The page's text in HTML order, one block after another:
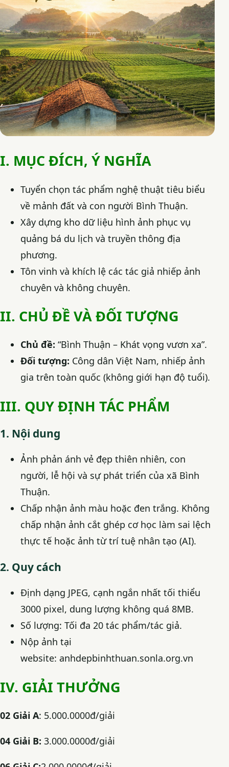
I. MỤC ĐÍCH, Ý NGHĨA
Tuyển chọn tác phẩm nghệ thuật tiêu biểu
về mảnh đất và con người Bình Thuận.
Xây dựng kho dữ liệu hình ảnh phục vụ
quảng bá du lịch và truyền thông địa
phương.
Tôn vinh và khích lệ các tác giả nhiếp ảnh
chuyên và không chuyên.
II. CHỦ ĐỀ VÀ ĐỐI TƯỢNG
Chủ đề: “Bình Thuận – Khát vọng vươn xa”.
Đối tượng: Công dân Việt Nam, nhiếp ảnh
gia trên toàn quốc (không giới hạn độ tuổi).
III. QUY ĐỊNH TÁC PHẨM
1. Nội dung
Ảnh phản ánh vẻ đẹp thiên nhiên, con
người, lễ hội và sự phát triển của xã Bình
Thuận.
Chấp nhận ảnh màu hoặc đen trắng. Không
chấp nhận ảnh cắt ghép cơ học làm sai lệch
thực tế hoặc ảnh từ trí tuệ nhân tạo (AI).
2. Quy cách
Định dạng JPEG, cạnh ngắn nhất tối thiểu
3000 pixel, dung lượng không quá 8MB.
Số lượng: Tối đa 20 tác phẩm/tác giả.
Nộp ảnh tại
website: anhdepbinhthuan.sonla.org.vn
IV. GIẢI THƯỞNG
02 Giải A: 5.000.0000đ/giải
04 Giải B: 3.000.0000đ/giải